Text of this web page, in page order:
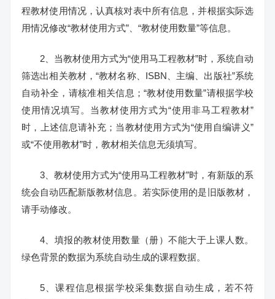
程教材使用情况，认真核对表中所有信息，并根据实际选
用情况修改“教材使用方式”、“教材使用数量”等信息。
2、当教材使用方式为“使用马工程教材”时，系统自动
筛选出相关教材，“教材名称、ISBN、主编、出版社”系统
自动补全，请核准相关信息；“教材使用数量”请根据学校
使用情况填写。当教材使用方式为“使用非马工程教材”
时，上述信息请补充；当教材使用方式为“使用自编讲义”
或“不使用教材”时，教材相关信息无须填写。
3、教材使用方式为“使用马工程教材”时，有新版的系
统会自动匹配新版教材信息。若实际使用的是旧版教材，
请手动修改。
4、填报的教材使用数量（册）不能大于上课人数。
绿色背景的数据为系统自动生成的课程数据。
5、课程信息根据学校采集数据自动生成，若不符